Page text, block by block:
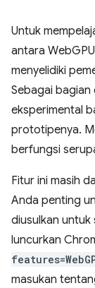
Untuk
antara
menyelidiki
Sebagai
eksperimental
prototipenya.
berfungsi
Fitur ini masih
Anda penting
diusulkan untuk
luncurkan
masukan